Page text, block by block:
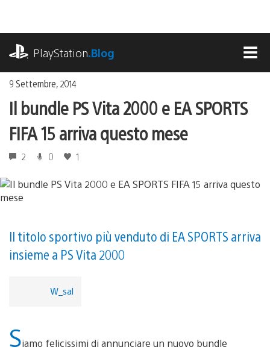
contenuto
PlayStation.Blog
9 Settembre, 2014
Il bundle PS Vita 2000 e EA SPORTS
FIFA 15 arriva questo mese
2 0 1
Il titolo sportivo più venduto di EA SPORTS arriva
insieme a PS Vita 2000
W_sal
Siamo felicissimi di annunciare un nuovo bundle